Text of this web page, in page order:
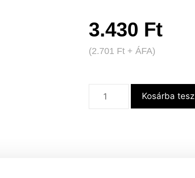
3.430 Ft
(2.701 Ft + ÁFA)
Kosárba tesz